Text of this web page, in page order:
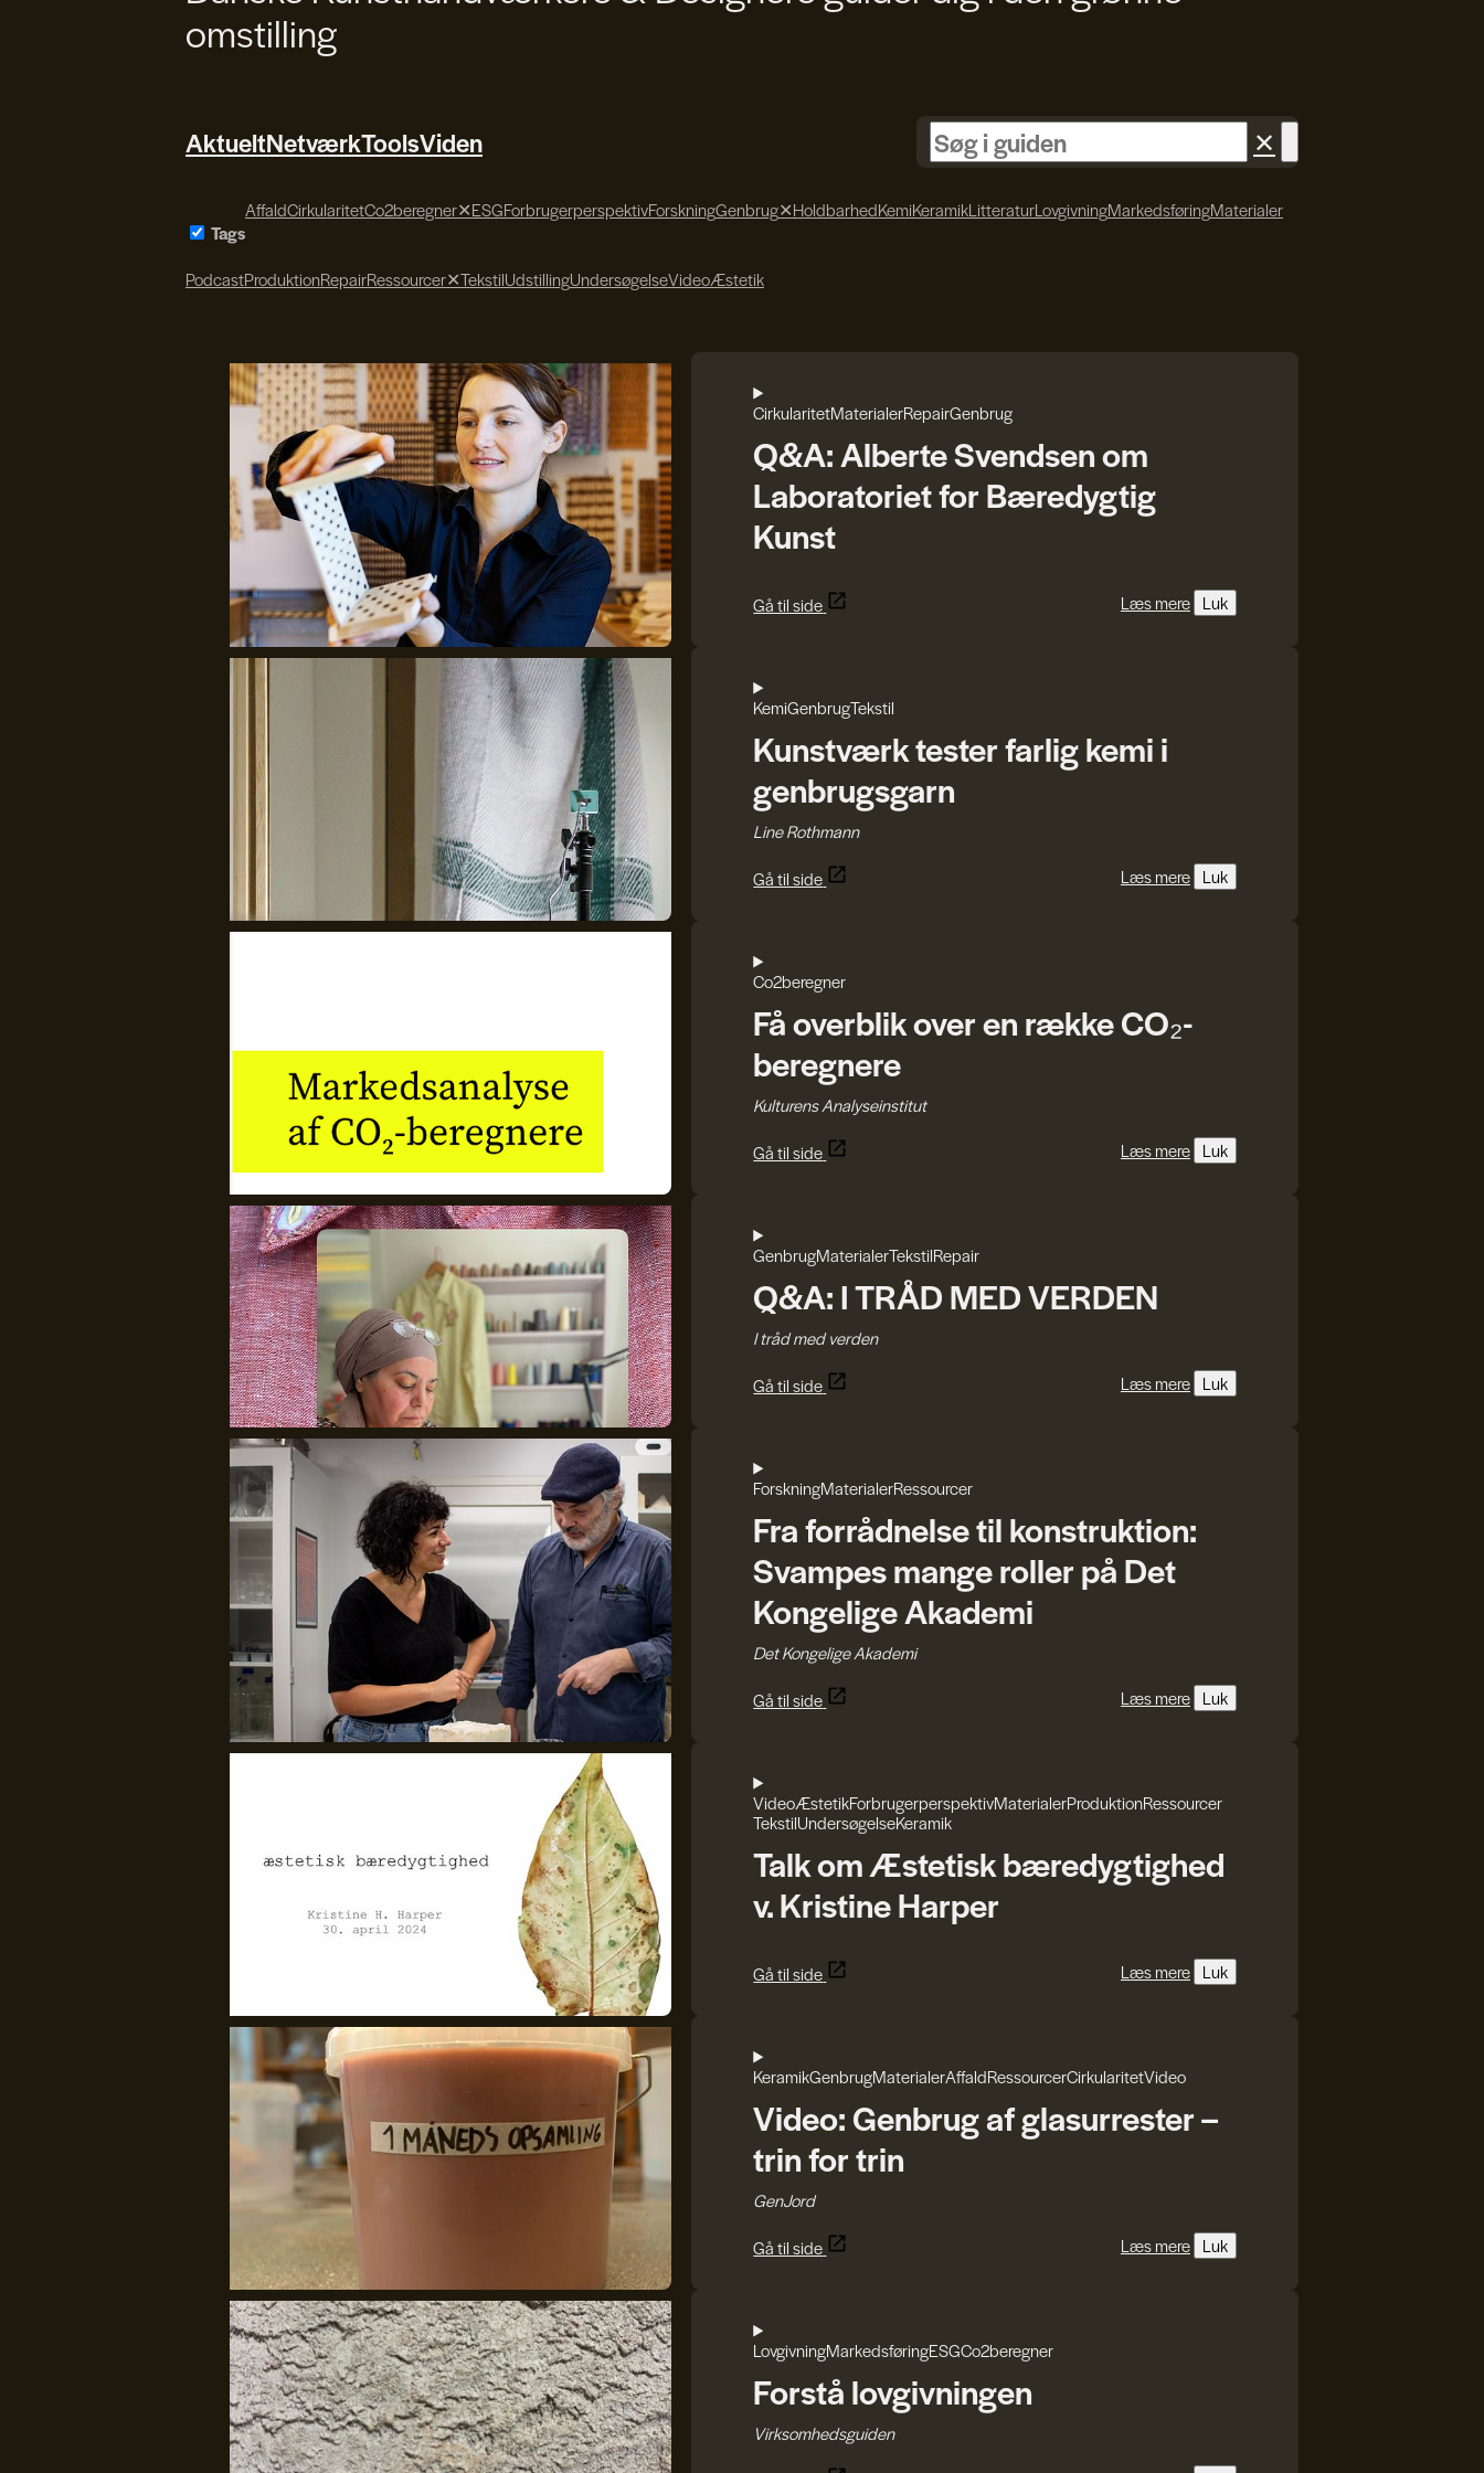
omstilling
✕
AktueltNetværkToolsViden
Tags
AffaldCirkularitetCo2beregner✕ESGForbrugerperspektivForskningGenbrug✕HoldbarhedKemiKeramikLitteraturLovgivningMarkedsføringMaterialer
PodcastProduktionRepairRessourcer✕TekstilUdstillingUndersøgelseVideoÆstetik
Søren Svendsen
CirkularitetMaterialerRepairGenbrug
Q&A: Alberte Svendsen om
Laboratoriet for Bæredygtig
Kunst
Gå til side Læs mere Luk
KemiGenbrugTekstil
Kunstværk tester farlig kemi i
genbrugsgarn
Line Rothmann
Gå til side
Læs mere Luk
Co2beregner
Få overblik over en række CO₂-
beregnere
Kulturens Analyseinstitut
Gå til side
Læs mere Luk
I TRÅD MED VERDEN
GenbrugMaterialerTekstilRepair
Q&A: I TRÅD MED VERDEN
I tråd med verden
Gå til side
Læs mere Luk
Det Kongelige Akademi
ForskningMaterialerRessourcer
Fra forrådnelse til konstruktion:
Svampes mange roller på Det
Kongelige Akademi
Det Kongelige Akademi
Gå til side
Læs mere Luk
VideoÆstetikForbrugerperspektivMaterialerProduktionRessourcer
TekstilUndersøgelseKeramik
Talk om Æstetisk bæredygtighed
v. Kristine Harper
Gå til side Læs mere Luk
KeramikGenbrugMaterialerAffaldRessourcerCirkularitetVideo
Video: Genbrug af glasurrester –
trin for trin
GenJord
Gå til side
Læs mere Luk
LovgivningMarkedsføringESGCo2beregner
Forstå lovgivningen
Virksomhedsguiden